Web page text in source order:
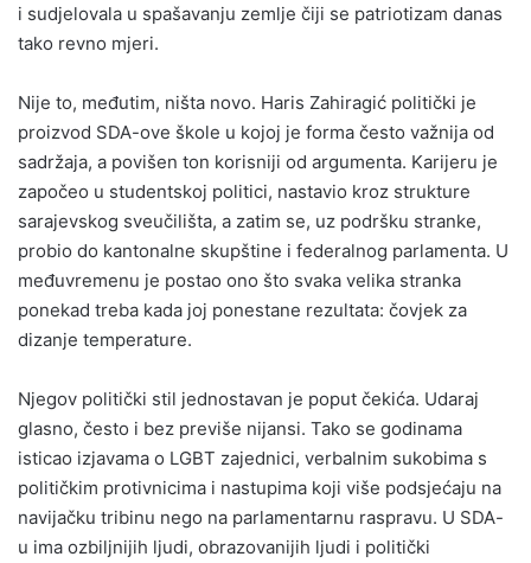
i sudjelovala u spašavanju zemlje čiji se patriotizam danas
tako revno mjeri.
Nije to, međutim, ništa novo. Haris Zahiragić politički je
proizvod SDA-ove škole u kojoj je forma često važnija od
sadržaja, a povišen ton korisniji od argumenta. Karijeru je
započeo u studentskoj politici, nastavio kroz strukture
sarajevskog sveučilišta, a zatim se, uz podršku stranke,
probio do kantonalne skupštine i federalnog parlamenta. U
međuvremenu je postao ono što svaka velika stranka
ponekad treba kada joj ponestane rezultata: čovjek za
dizanje temperature.
Njegov politički stil jednostavan je poput čekića. Udaraj
glasno, često i bez previše nijansi. Tako se godinama
isticao izjavama o LGBT zajednici, verbalnim sukobima s
političkim protivnicima i nastupima koji više podsjećaju na
navijačku tribinu nego na parlamentarnu raspravu. U SDA-
u ima ozbiljnijih ljudi, obrazovanijih ljudi i politički